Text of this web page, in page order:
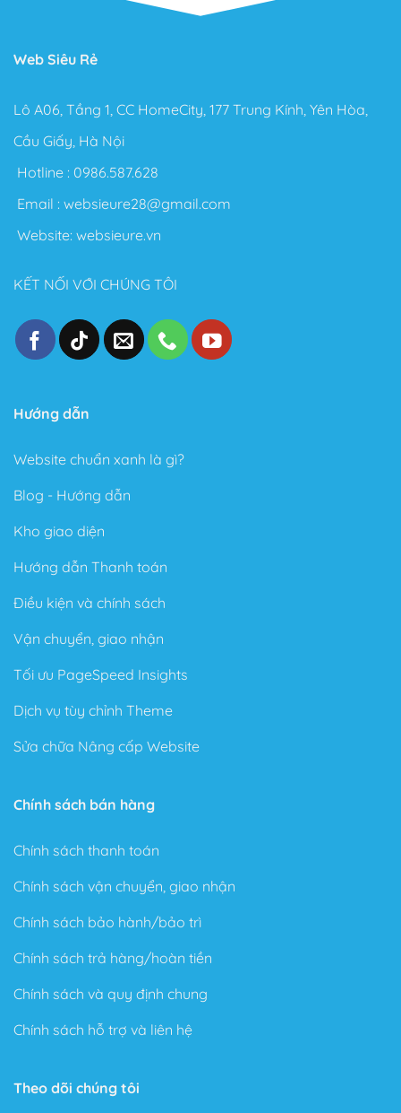
Web Siêu Rẻ
Lô A06, Tầng 1, CC HomeCity, 177 Trung Kính, Yên Hòa,
Cầu Giấy, Hà Nội
Hotline : 0986.587.628
Email : websieure28@gmail.com
Website: websieure.vn
KẾT NỐI VỚI CHÚNG TÔI
Hướng dẫn
Website chuẩn xanh là gì?
Blog - Hướng dẫn
Kho giao diện
Hướng dẫn Thanh toán
Điều kiện và chính sách
Vận chuyển, giao nhận
Tối ưu PageSpeed Insights
Dịch vụ tùy chỉnh Theme
Sửa chữa Nâng cấp Website
Chính sách bán hàng
Chính sách thanh toán
Chính sách vận chuyển, giao nhận
Chính sách bảo hành/bảo trì
Chính sách trả hàng/hoàn tiền
Chính sách và quy định chung
Chính sách hỗ trợ và liên hệ
Theo dõi chúng tôi